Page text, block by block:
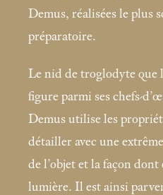
Demus, réalisées le plus
préparatoire.
Le nid de troglodyte que
figure parmi ses chefs-
Demus utilise les
détailler avec une
de l’objet et la façon
lumière. Il est ainsi